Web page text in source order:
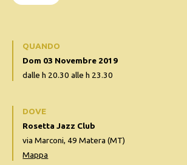
QUANDO
Dom 03 Novembre 2019
dalle h 20.30 alle h 23.30
DOVE
Rosetta Jazz Club
via Marconi, 49 Matera (MT)
Mappa